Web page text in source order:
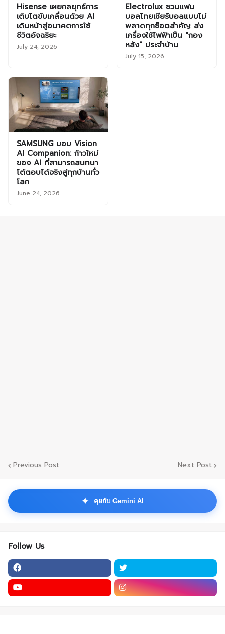
Hisense เผยกลยุทธ์การ
เติบโตขับเคลื่อนด้วย AI
เดินหน้าสู่อนาคตการใช้
ชีวิตอัจฉริยะ
July 24, 2026
Electrolux ชวนแฟน
บอลไทยเชียร์บอลแบบไม่
พลาดทุกช็อตสำคัญ ส่ง
เครื่องใช้ไฟฟ้าเป็น "กอง
หลัง" ประจำบ้าน
July 15, 2026
SAMSUNG มอบ Vision
AI Companion: ก้าวใหม่
ของ AI ที่สามารถสนทนา
โต้ตอบได้จริงสู่ทุกบ้านทั่ว
โลก
June 24, 2026
Previous Post Next Post
✦ คุยกับ Gemini AI
Follow Us